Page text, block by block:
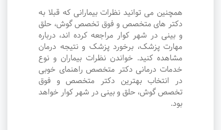
همچنین می توانید نظرات بیمارانی که قبلا به
دکتر های متخصص و فوق تخصص گوش، حلق
و بینی در شهر کوار مراجعه کرده اند، درباره
مهارت پزشک، برخورد پزشک و نتیجه درمان
مشاهده کنید. خواندن نظرات بیماران و نوع
خدمات درمانی دکتر متخصص راهنمای خوبی
در انتخاب بهترین دکتر متخصص و فوق
تخصص گوش، حلق و بینی در شهر کوار خواهد
بود.